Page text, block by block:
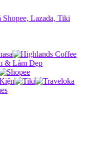
Lazada, Tiki